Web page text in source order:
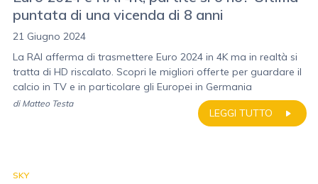
puntata di una vicenda di 8 anni
21 Giugno 2024
La RAI afferma di trasmettere Euro 2024 in 4K ma in realtà si
tratta di HD riscalato. Scopri le migliori offerte per guardare il
calcio in TV e in particolare gli Europei in Germania
LEGGI TUTTO
di Matteo Testa
SKY